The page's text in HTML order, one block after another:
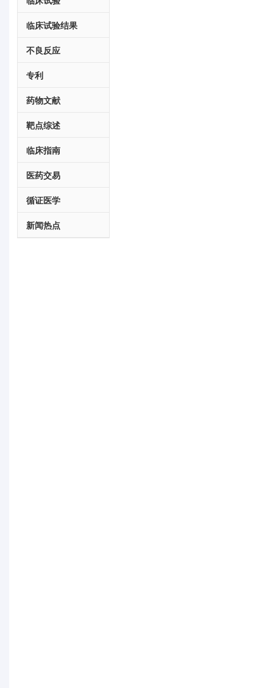
临床试验结果
不良反应
专利
药物文献
靶点综述
临床指南
医药交易
循证医学
新闻热点